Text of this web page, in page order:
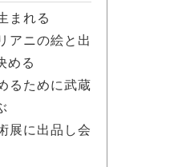
まれる
アニの絵と出
める
るために武蔵
展に出品し会